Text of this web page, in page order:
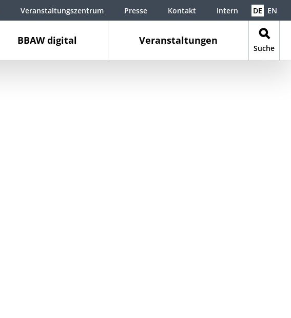
BBAW digital Veranstaltungen
Suche
Veranstaltungszentrum Presse Kontakt Intern DE EN